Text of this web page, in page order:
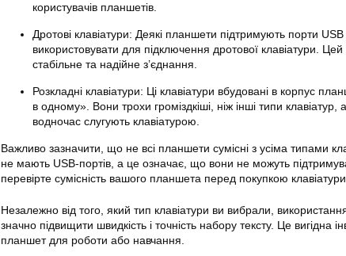
користувачів планшетів.
Дротові клавіатури: Деякі планшети підтримують порти
використовувати для підключення дротової клавіатури. Цей
стабільне та надійне з’єднання.
Розкладні клавіатури: Ці клавіатури вбудовані в корпус
в одному». Вони трохи громіздкіші, ніж інші типи
водночас слугують клавіатурою.
Важливо зазначити, що не всі планшети сумісні з усіма типами
не мають USB-портів, а це означає, що вони не можуть
перевірте сумісність вашого планшета перед покупкою
Незалежно від того, який тип клавіатури ви вибрали,
значно підвищити швидкість і точність набору тексту. Це вигідна
планшет для роботи або навчання.